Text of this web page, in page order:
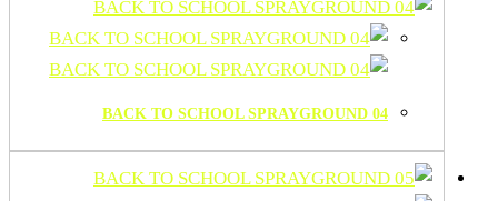
BACK TO SCHOOL SPRAYGROUND 04